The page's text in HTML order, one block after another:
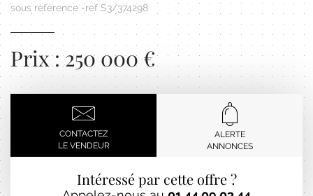
sous référence -ref S3/374298
Prix : 250 000 €
CONTACTEZ
LE VENDEUR
ALERTE
ANNONCES
Intéressé par cette offre ?